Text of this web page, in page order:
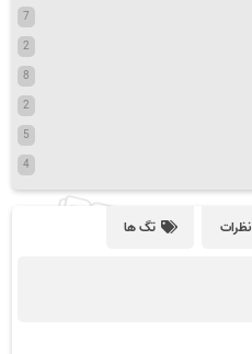
7
2
8
2
5
4
نظرات تگ ها